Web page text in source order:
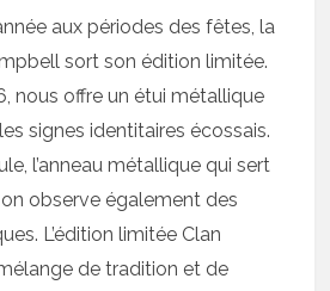
aux périodes des fêtes, la
sort son édition limitée.
nous offre un étui métallique
signes identitaires écossais.
l’anneau métallique qui sert
observe également des
L’édition limitée Clan
de tradition et de